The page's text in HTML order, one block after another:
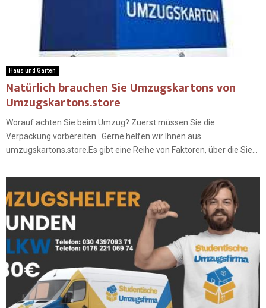
Haus und Garten
Natürlich brauchen Sie Umzugskartons von
Umzugskartons.store
Worauf achten Sie beim Umzug? Zuerst müssen Sie die
Verpackung vorbereiten. Gerne helfen wir Ihnen aus
umzugskartons.store.Es gibt eine Reihe von Faktoren, über die Sie...